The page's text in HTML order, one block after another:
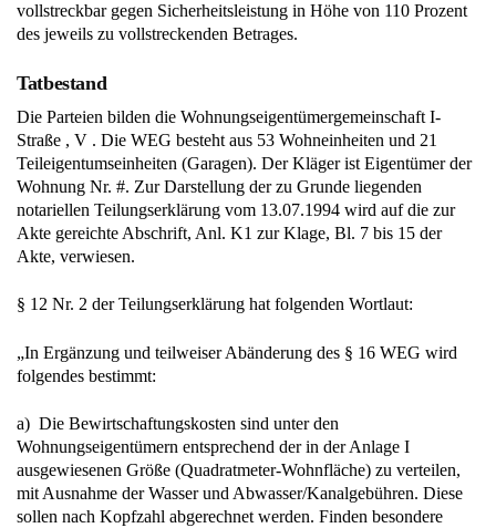
vollstreckbar gegen Sicherheitsleistung in Höhe von 110 Prozent
des jeweils zu vollstreckenden Betrages.
Tatbestand
Die Parteien bilden die Wohnungseigentümergemeinschaft I-
Straße , V . Die WEG besteht aus 53 Wohneinheiten und 21
Teileigentumseinheiten (Garagen). Der Kläger ist Eigentümer der
Wohnung Nr. #. Zur Darstellung der zu Grunde liegenden
notariellen Teilungserklärung vom 13.07.1994 wird auf die zur
Akte gereichte Abschrift, Anl. K1 zur Klage, Bl. 7 bis 15 der
Akte, verwiesen.
§ 12 Nr. 2 der Teilungserklärung hat folgenden Wortlaut:
„In Ergänzung und teilweiser Abänderung des § 16 WEG wird
folgendes bestimmt:
a) Die Bewirtschaftungskosten sind unter den
Wohnungseigentümern entsprechend der in der Anlage I
ausgewiesenen Größe (Quadratmeter-Wohnfläche) zu verteilen,
mit Ausnahme der Wasser und Abwasser/Kanalgebühren. Diese
sollen nach Kopfzahl abgerechnet werden. Finden besondere